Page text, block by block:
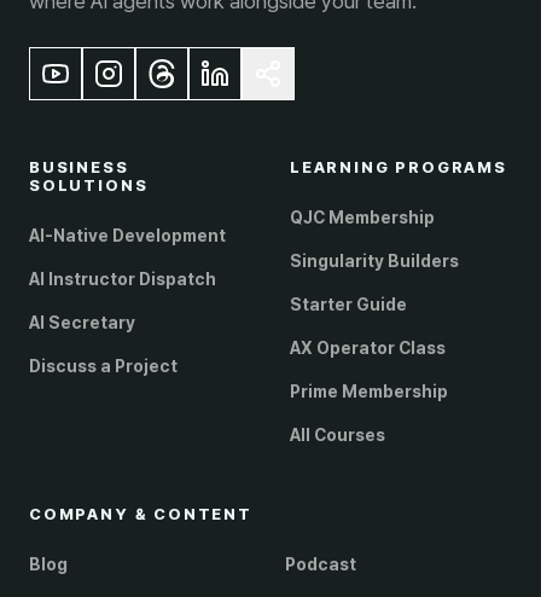
BUSINESS
SOLUTIONS
AI-Native Development
AI Instructor Dispatch
AI Secretary
Discuss a Project
LEARNING PROGRAMS
QJC Membership
Singularity Builders
Starter Guide
AX Operator Class
Prime Membership
All Courses
COMPANY & CONTENT
Blog Podcast